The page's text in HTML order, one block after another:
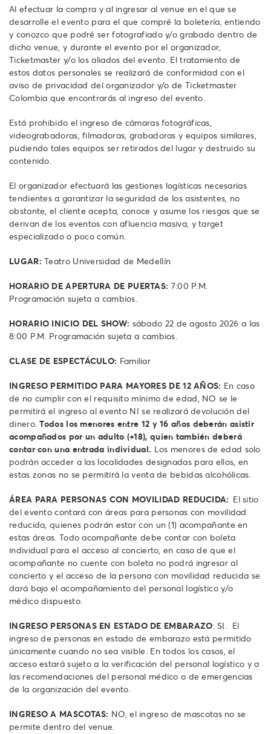
Al efectuar la compra y al ingresar al venue en el que se
desarrolle el evento para el que compré la boletería, entiendo
y conozco que podré ser fotografiado y/o grabado dentro de
dicho venue, y durante el evento por el organizador,
Ticketmaster y/o los aliados del evento. El tratamiento de
estos datos personales se realizará de conformidad con el
aviso de privacidad del organizador y/o de Ticketmaster
Colombia que encontrarás al ingreso del evento.
Está prohibido el ingreso de cámaras fotográficas,
videograbadoras, filmadoras, grabadoras y equipos similares,
pudiendo tales equipos ser retirados del lugar y destruido su
contenido.
El organizador efectuará las gestiones logísticas necesarias
tendientes a garantizar la seguridad de los asistentes, no
obstante, el cliente acepta, conoce y asume los riesgos que se
derivan de los eventos con afluencia masiva, y target
especializado o poco común.
LUGAR:Teatro Universidad de Medellín
HORARIO DE APERTURA DE PUERTAS: 7:00 P.M.
Programación sujeta a cambios.
HORARIO INICIO DEL SHOW: sábado 22 de agosto 2026 a las
8:00 P.M. Programación sujeta a cambios.
CLASE DE ESPECTÁCULO: Familiar
INGRESO PERMITIDO PARA MAYORES DE 12 AÑOS: En caso
de no cumplir con el requisito mínimo de edad, NO se le
permitirá el ingreso al evento NI se realizará devolución del
dinero.Todos los menores entre 12 y 16 años deberán asistir
acompañados por un adulto (+18), quien también deberá
contar con una entrada individual. Los menores de edad solo
podrán acceder a las localidades designadas para ellos, en
estas zonas no se permitirá la venta de bebidas alcohólicas.
ÁREA PARA PERSONAS CON MOVILIDAD REDUCIDA: El sitio
del evento contará con áreas para personas con movilidad
reducida, quienes podrán estar con un (1) acompañante en
estas áreas. Todo acompañante debe contar con boleta
individual para el acceso al concierto, en caso de que el
acompañante no cuente con boleta no podrá ingresar al
concierto y el acceso de la persona con movilidad reducida se
dará bajo el acompañamiento del personal logístico y/o
médico dispuesto.
INGRESO PERSONAS EN ESTADO DE EMBARAZO: SI. El
ingreso de personas en estado de embarazo está permitido
únicamente cuando no sea visible. En todos los casos, el
acceso estará sujeto a la verificación del personal logístico y a
las recomendaciones del personal médico o de emergencias
de la organización del evento.
INGRESO A MASCOTAS: NO, el ingreso de mascotas no se
permite dentro del venue.